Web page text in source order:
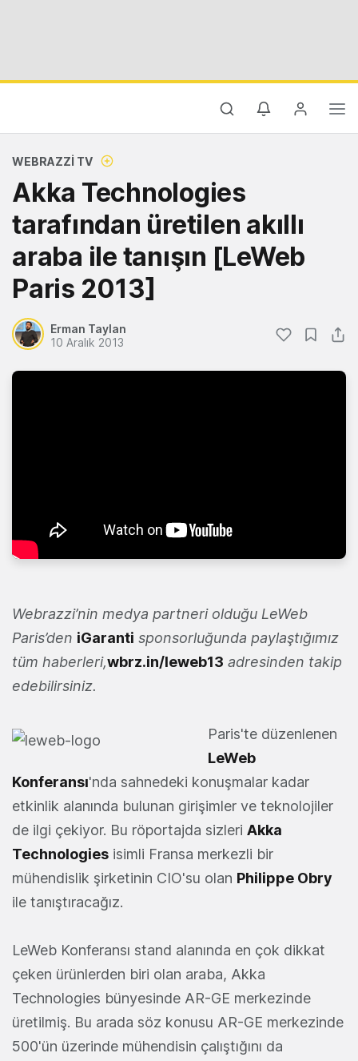
WEBRAZZI TV
Akka Technologies
tarafından üretilen akıllı
araba ile tanışın [LeWeb
Paris 2013]
Erman Taylan
10 Aralık 2013
Webrazzi’nin medya partneri olduğu LeWeb
Paris’den iGaranti sponsorluğunda paylaştığımız
tüm haberleri,wbrz.in/leweb13 adresinden takip
edebilirsiniz.
Paris'te düzenlenen
LeWeb
Konferansı'nda sahnedeki konuşmalar kadar
etkinlik alanında bulunan girişimler ve teknolojiler
de ilgi çekiyor. Bu röportajda sizleri Akka
Technologies isimli Fransa merkezli bir
mühendislik şirketinin CIO'su olan Philippe Obry
ile tanıştıracağız.
LeWeb Konferansı stand alanında en çok dikkat
çeken ürünlerden biri olan araba, Akka
Technologies bünyesinde AR-GE merkezinde
üretilmiş. Bu arada söz konusu AR-GE merkezinde
500'ün üzerinde mühendisin çalıştığını da